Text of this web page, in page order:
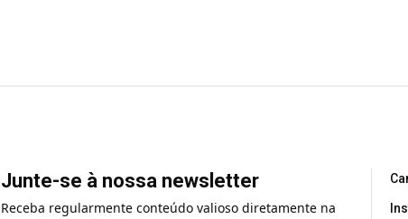
Junte-se à nossa newsletter
Receba regularmente conteúdo valioso diretamente na